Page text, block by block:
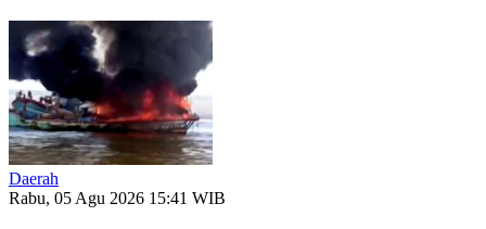
Daerah
Rabu, 05 Agu 2026 15:41 WIB